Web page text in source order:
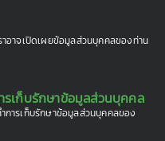
อาจเปิดเผยข้อมูลส่วนบุคคลของท่าน
ารเก็บรักษาข้อมูลส่วนบุคคล
ารเก็บรักษาข้อมูลส่วนบุคคลของ